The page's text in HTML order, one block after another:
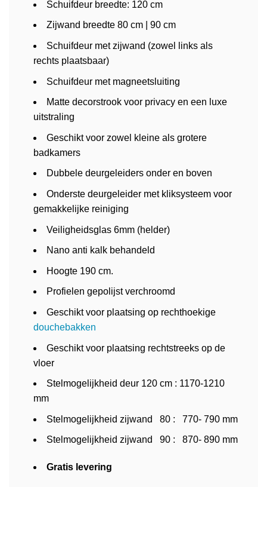
Schuifdeur breedte: 120 cm
Zijwand breedte 80 cm | 90 cm
Schuifdeur met zijwand (zowel links als
rechts plaatsbaar)
Schuifdeur met magneetsluiting
Matte decorstrook voor privacy en een luxe
uitstraling
Geschikt voor zowel kleine als grotere
badkamers
Dubbele deurgeleiders onder en boven
Onderste deurgeleider met kliksysteem voor
gemakkelijke reiniging
Veiligheidsglas 6mm (helder)
Nano anti kalk behandeld
Hoogte 190 cm.
Profielen gepolijst verchroomd
Geschikt voor plaatsing op rechthoekige
douchebakken
Geschikt voor plaatsing rechtstreeks op de
vloer
Stelmogelijkheid deur 120 cm : 1170-1210
mm
Stelmogelijkheid zijwand 80 : 770- 790 mm
Stelmogelijkheid zijwand 90 : 870- 890 mm
Gratis levering